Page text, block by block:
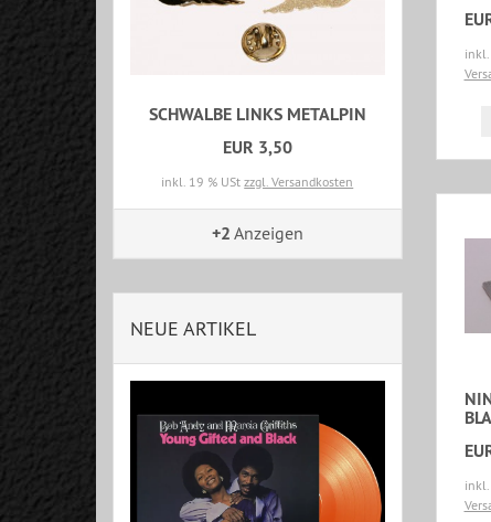
inkl.
inkl.
SCHWALBE LINKS METALPIN
EUR 3,50
inkl. 19 % UStzzgl. Versandkosten
+2 Anzeigen
NEUE ARTIKEL